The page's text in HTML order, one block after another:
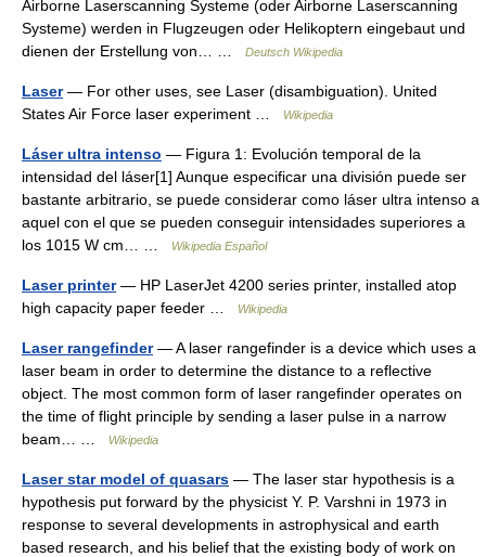
Airborne Laserscanning Systeme (oder Airborne Laserscanning
Systeme) werden in Flugzeugen oder Helikoptern eingebaut und
dienen der Erstellung von… …
Deutsch Wikipedia
Laser— For other uses, see Laser (disambiguation). United
States Air Force laser experiment …
Wikipedia
Láser ultra intenso — Figura 1: Evolución temporal de la
intensidad del láser[1] Aunque especificar una división puede ser
bastante arbitrario, se puede considerar como láser ultra intenso a
aquel con el que se pueden conseguir intensidades superiores a
los 1015 W cm… …
Wikipedia Español
Laser printer— HP LaserJet 4200 series printer, installed atop
high capacity paper feeder …
Wikipedia
Laser rangefinder— A laser rangefinder is a device which uses a
laser beam in order to determine the distance to a reflective
object. The most common form of laser rangefinder operates on
the time of flight principle by sending a laser pulse in a narrow
beam… …
Wikipedia
Laser star model of quasars — The laser star hypothesis is a
hypothesis put forward by the physicist Y. P. Varshni in 1973 in
response to several developments in astrophysical and earth
based research, and his belief that the existing body of work on